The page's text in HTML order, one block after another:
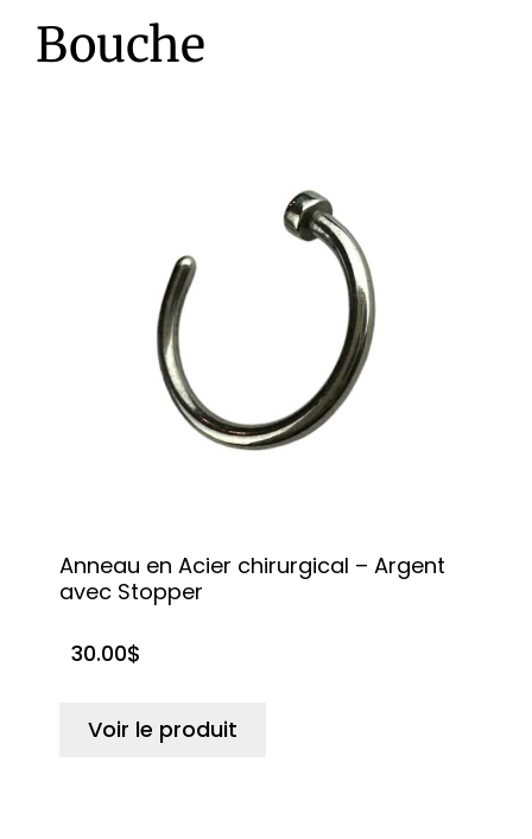
Bouche
Anneau en Acier chirurgical – Argent
avec Stopper
30.00$
Voir le produit